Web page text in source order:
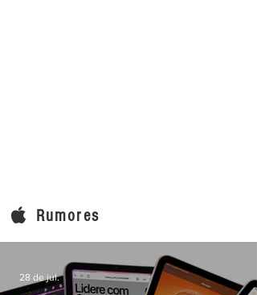
Rumores
28 de jul.